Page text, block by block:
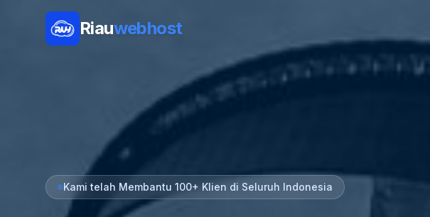
Riauwebhost
Kami telah Membantu 100+ Klien di Seluruh Indonesia